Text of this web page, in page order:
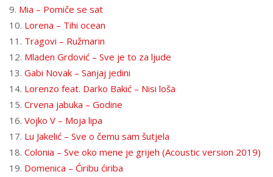
9. Mia – Pomiče se sat
10. Lorena – Tihi ocean
11. Tragovi – Ružmarin
12. Mladen Grdović – Sve je to za ljude
13. Gabi Novak – Sanjaj jedini
14. Lorenzo feat. Darko Bakić – Nisi loša
15. Crvena jabuka – Godine
16. Vojko V – Moja lipa
17. Lu Jakelić – Sve o čemu sam šutjela
18. Colonia – Sve oko mene je grijeh (Acoustic version 2019)
19. Domenica – Ćiribu ćiriba